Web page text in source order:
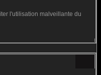
l'utilisation malveillante du